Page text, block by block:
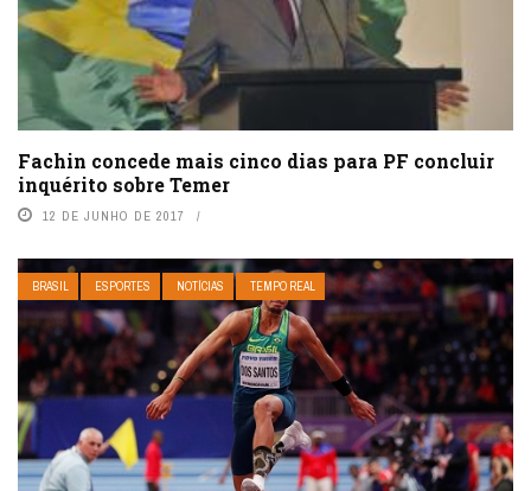
Fachin concede mais cinco dias para PF concluir
inquérito sobre Temer
12 DE JUNHO DE 2017
BRASIL ESPORTES NOTÍCIAS TEMPO REAL